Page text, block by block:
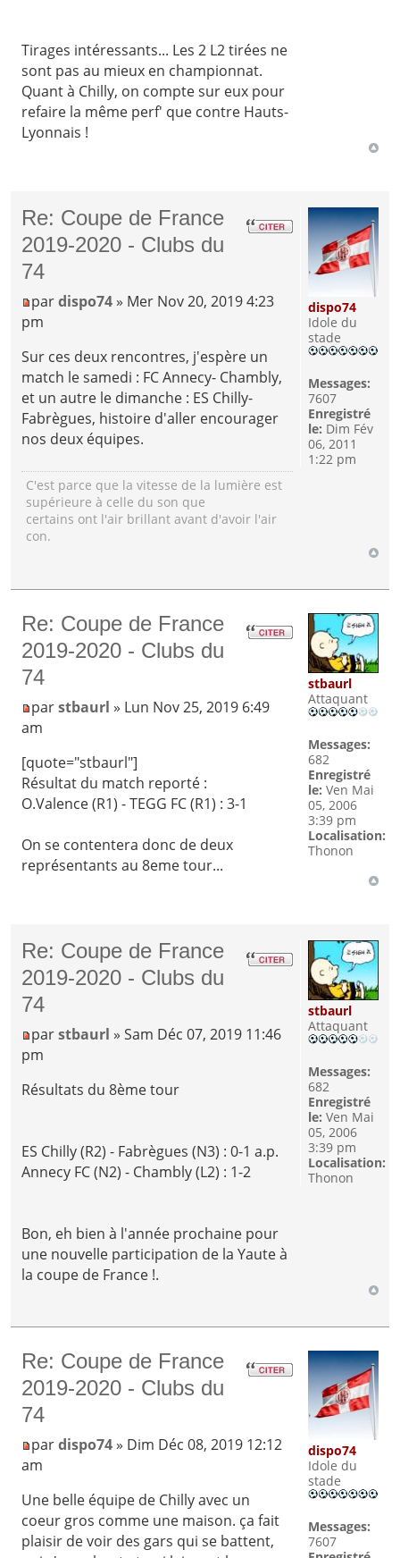
Tirages intéressants... Les 2 L2 tirées ne
sont pas au mieux en championnat.
Quant à Chilly, on compte sur eux pour
refaire la même perf' que contre Hauts-
Lyonnais !
Re: Coupe de France
2019-2020 - Clubs du
74
pardispo74 » Mer Nov 20, 2019 4:23
pm
Sur ces deux rencontres, j'espère un
match le samedi : FC Annecy- Chambly,
et un autre le dimanche : ES Chilly-
Fabrègues, histoire d'aller encourager
nos deux équipes.
C'est parce que la vitesse de la lumière est
supérieure à celle du son que
certains ont l'air brillant avant d'avoir l'air
con.
dispo74
Idole du
stade
Messages:
7607
Enregistré
le: Dim Fév
06, 2011
1:22 pm
Re: Coupe de France
2019-2020 - Clubs du
74
parstbaurl » Lun Nov 25, 2019 6:49
am
[quote="stbaurl"]
Résultat du match reporté :
O.Valence (R1) - TEGG FC (R1) : 3-1
On se contentera donc de deux
représentants au 8eme tour...
stbaurl
Attaquant
Messages:
682
Enregistré
le: Ven Mai
05, 2006
3:39 pm
Localisation:
Thonon
Re: Coupe de France
2019-2020 - Clubs du
74
parstbaurl » Sam Déc 07, 2019 11:46
pm
Résultats du 8ème tour
ES Chilly (R2) - Fabrègues (N3) : 0-1 a.p.
Annecy FC (N2) - Chambly (L2) : 1-2
Bon, eh bien à l'année prochaine pour
une nouvelle participation de la Yaute à
la coupe de France !.
stbaurl
Attaquant
Messages:
682
Enregistré
le: Ven Mai
05, 2006
3:39 pm
Localisation:
Thonon
Re: Coupe de France
2019-2020 - Clubs du
74
pardispo74» Dim Déc 08, 2019 12:12
am
Une belle équipe de Chilly avec un
coeur gros comme une maison. ça fait
plaisir de voir des gars qui se battent,
dispo74
Idole du
stade
Messages:
7607